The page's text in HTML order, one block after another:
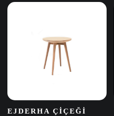
EJDERHA ÇIÇEĞI